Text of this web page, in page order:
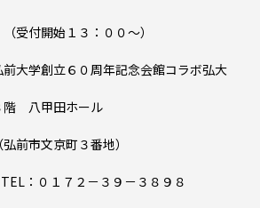
１３：００～）
大学創立６０周年記念会館コラボ弘大
田ホール
京町３番地）
７２－３９－３８９８